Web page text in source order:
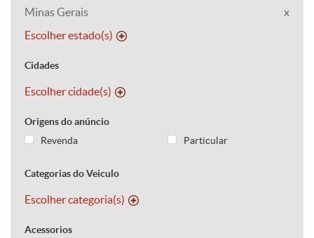
Minas Gerais
x
Escolher estado(s)
Cidades
Escolher cidade(s)
Origens do anúncio
Revenda
Particular
Categorias do Veiculo
Escolher categoria(s)
Acessorios